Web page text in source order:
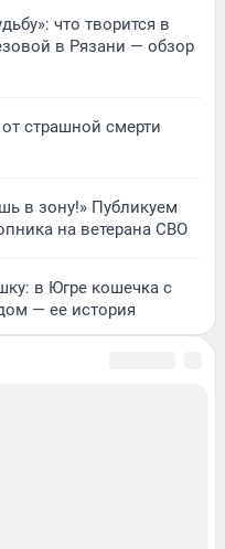
что творится в
в Рязани — обзор
страшной смерти
в зону!» Публикуем
на ветерана СВО
в Югре кошечка с
— ее история